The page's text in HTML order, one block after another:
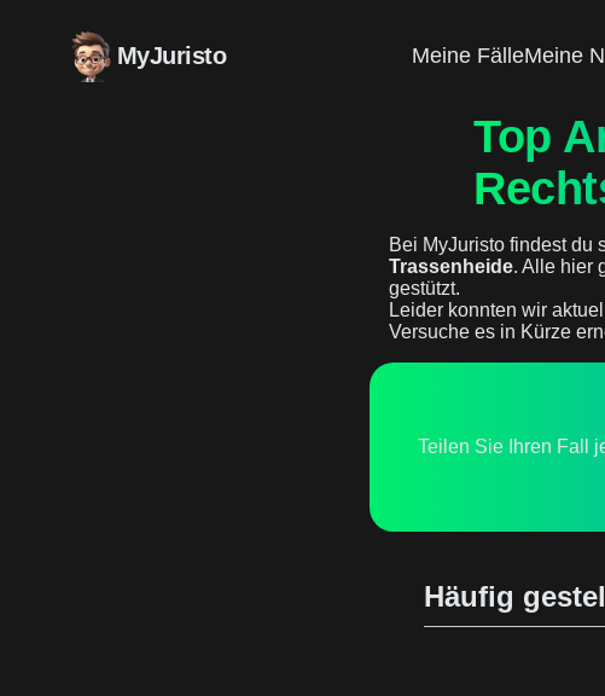
MyJuristo Meine FälleMeine
Top
Bei MyJuristo findest du
Trassenheide. Alle hier
gestützt.
Leider konnten wir
Versuche es in Kürze
Teilen Sie Ihren Fall
Häufig